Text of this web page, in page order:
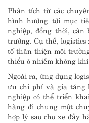
Phân tích từ các
hình hướng tới mục
nghiệp, đồng thời,
trường. Cụ thể,
tố thân thiện môi
thiểu ô nhiễm không
Ngoài ra, ứng dụng
ưu chi phí và gia tăng
nghiệp có thể triển
hàng đi chung một
hợp lý sao cho xe đầy